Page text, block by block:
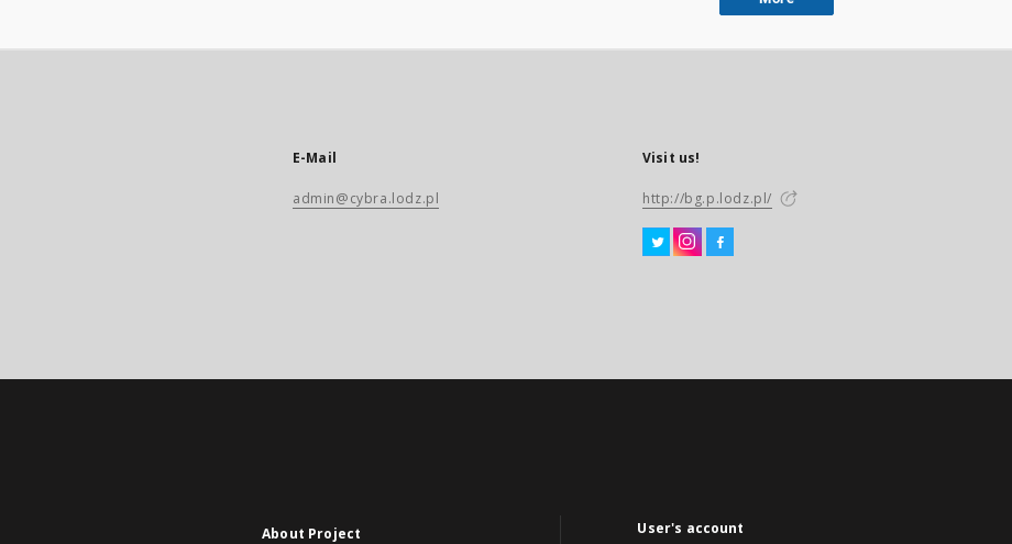
E-Mail
admin@cybra.lodz.pl
Visit us!
http://bg.p.lodz.pl/
About Project User's account